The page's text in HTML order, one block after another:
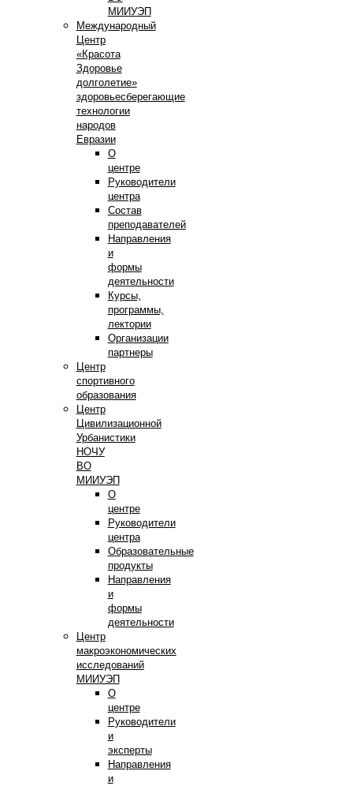
МИИУЭП
Международный
Центр
«Красота
Здоровье
долголетие»
здоровьесберегающие
технологии
народов
Евразии
О
центре
Руководители
центра
Состав
преподавателей
Направления
и
формы
деятельности
Курсы,
программы,
лектории
Организации
партнеры
Центр
спортивного
образования
Центр
Цивилизационной
Урбанистики
НОЧУ
ВО
МИИУЭП
О
центре
Руководители
центра
Образовательные
продукты
Направления
и
формы
деятельности
Центр
макроэкономических
исследований
МИИУЭП
О
центре
Руководители
и
эксперты
Направления
и